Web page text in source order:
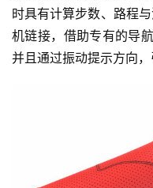
时具有计算步数、路程
机链接，借助专有的导
并且通过振动提示方向，